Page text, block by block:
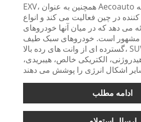
EXV، همچنین به عنوان Aecoauto شناخته می شود، به
در چین فعالیت می کند و انواع
می دهد که در میان آنها خودروهای
است. خودروهای سبک طیف
گسترده ای از وانت های رده بالا، SUV، VAN و MPV، و
الکتریکی خالص، هیبریدی،
ادامه مطلب